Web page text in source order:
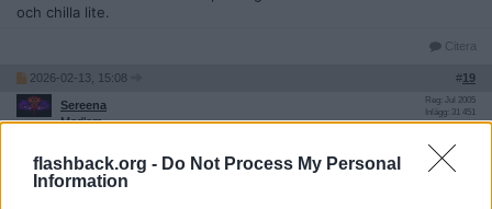
flashback.org - Do Not Process My Personal
Information
och chilla lite.
Citera
2026-02-13, 15:08 #19
Sereena
Medlem
Reg: Jul 2005
Inlägg: 31 451
Farsan veckopendlade under ett år och sov i en Ford Transit
inredd med en säng/resårbotten under veckorna (dusch och tvätt
på jobbet) och det var enl honom iaf riktigt bekvämt.